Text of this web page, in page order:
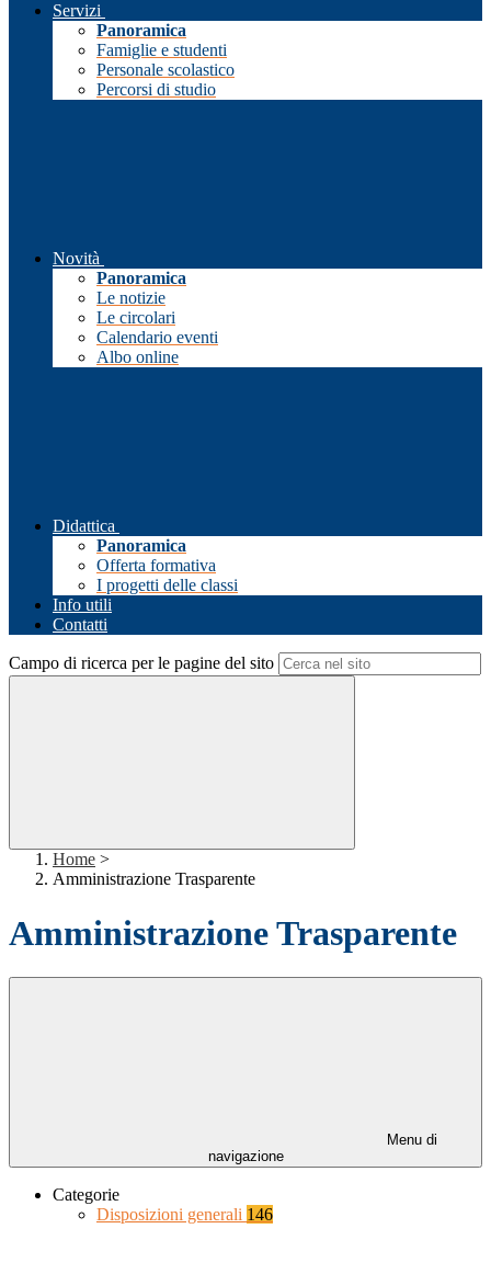
Servizi
Panoramica
Famiglie e studenti
Personale scolastico
Percorsi di studio
Novità
Panoramica
Le notizie
Le circolari
Calendario eventi
Albo online
Didattica
Panoramica
Offerta formativa
I progetti delle classi
Info utili
Contatti
Campo di ricerca per le pagine del sito
Home >
Amministrazione Trasparente
Amministrazione Trasparente
Menu di
navigazione
Categorie
Disposizioni generali 146